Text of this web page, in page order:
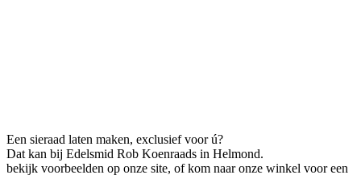
Een sieraad laten maken, exclusief voor ú?
Dat kan bij Edelsmid Rob Koenraads in Helmond.
bekijk voorbeelden op onze site, of kom naar onze winkel voor een